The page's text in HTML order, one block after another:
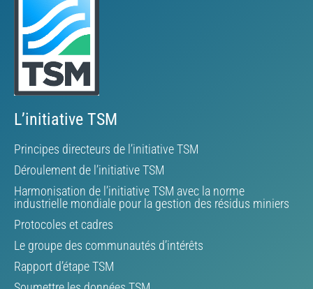
L’initiative TSM
Principes directeurs de l’initiative TSM
Déroulement de l’initiative TSM
Harmonisation de l’initiative TSM avec la norme
industrielle mondiale pour la gestion des résidus miniers
Protocoles et cadres
Le groupe des communautés d’intérêts
Rapport d’étape TSM